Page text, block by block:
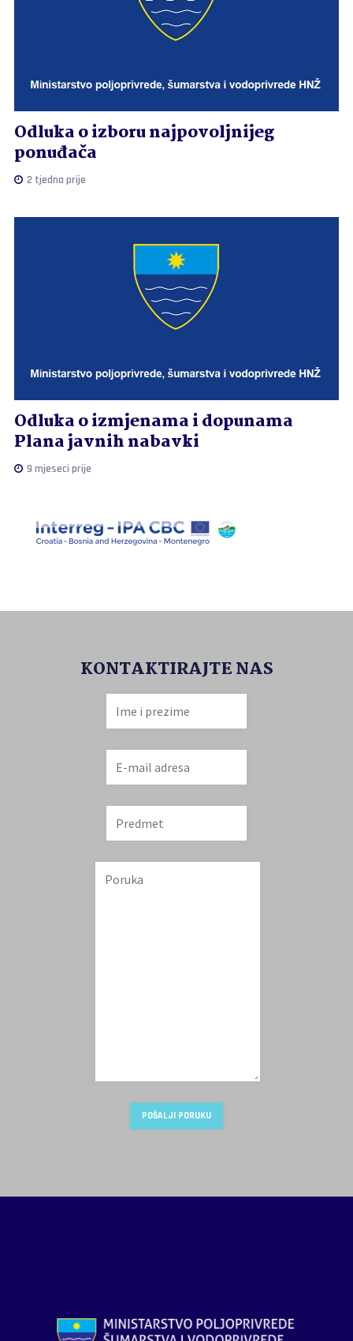
Odluka o izboru najpovoljnijeg
ponuđača
2 tjedna prije
Odluka o izmjenama i dopunama
Plana javnih nabavki
9 mjeseci prije
KONTAKTIRAJTE NAS